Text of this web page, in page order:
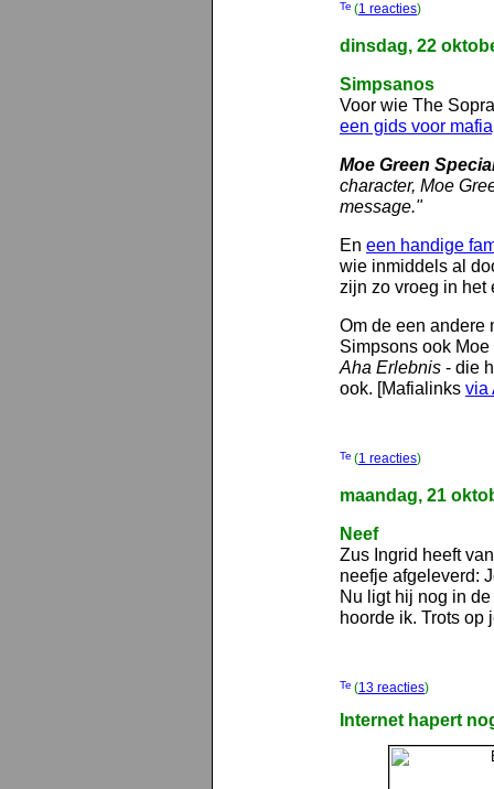
(1 reacties)
dinsdag, 22
Simpsanos
Voor wie The
een gids voor
Moe Green
character, Moe
message."
En een handige
wie inmiddels al
zijn zo vroeg in het
Om de een andere
Simpsons ook
Aha Erlebnis - die
ook. [Mafialinks via
(1 reacties)
maandag, 21
Neef
Zus Ingrid heeft
neefje afgeleverd:
Nu ligt hij nog in
hoorde ik. Trots op
(13 reacties)
Internet hapert